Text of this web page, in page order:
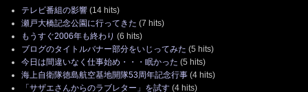
テレビ番組の影響 (14 hits)
瀬戸大橋記念公園に行ってきた (7 hits)
もうすぐ2006年も終わり (6 hits)
ブログのタイトルバナー部分をいじってみた (5 hits)
今日は間違いなく仕事始め・・・眠かった (5 hits)
海上自衛隊徳島航空基地開隊53周年記念行事 (4 hits)
「サザエさんからのラブレター」を試す (4 hits)